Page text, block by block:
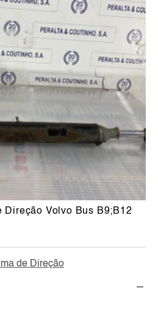
de Direção
Volvo Bus B9;B12